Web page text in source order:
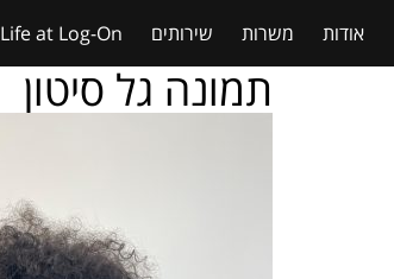
אודות משרות שירותים Life at Log-On
תמונה גל סיטון